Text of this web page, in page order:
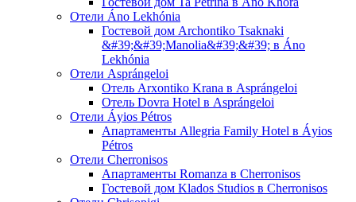
Отели Áno Lekhónia
Гостевой дом Archontiko Tsaknaki
&#39;&#39;Manolia&#39;&#39; в Áno
Lekhónia
Отели Asprángeloi
Отель Arxontiko Krana в Asprángeloi
Отель Dovra Hotel в Asprángeloi
Отели Áyios Pétros
Апартаменты Allegria Family Hotel в Áyios
Pétros
Отели Cherronisos
Апартаменты Romanza в Cherronisos
Гостевой дом Klados Studios в Cherronisos